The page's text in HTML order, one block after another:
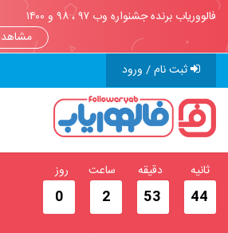
فالووریاب برنده جشنواره وب ۹۷ ، ۹۸ و ۱۴۰۰
ثبت نام / ورود
44
ثانیه
53
دقیقه
2
ساعت
0
روز